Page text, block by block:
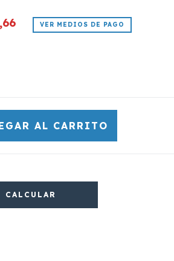
VER MEDIOS DE PAGO
CALCULAR